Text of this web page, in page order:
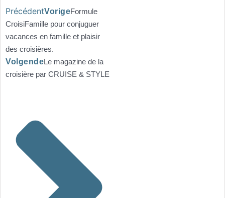
PrécédentVorigeFormule
CroisiFamille pour conjuguer
vacances en famille et plaisir
des croisières.
VolgendeLe magazine de la
croisière par CRUISE & STYLE